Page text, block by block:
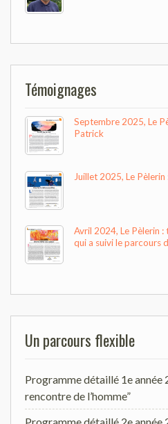
Témoignages
Septembre 2025, Le
Patrick
Juillet 2025, Le
Avril 2024, Le Pèlerin :
qui a suivi le parcours
Un parcours flexible
Programme détaillé 1e année
rencontre de l’homme”
Programme détaillé 2e année